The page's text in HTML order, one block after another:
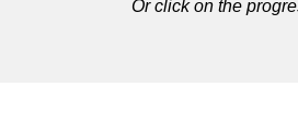
Or click on the